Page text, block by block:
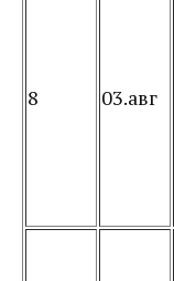
8 03.авг